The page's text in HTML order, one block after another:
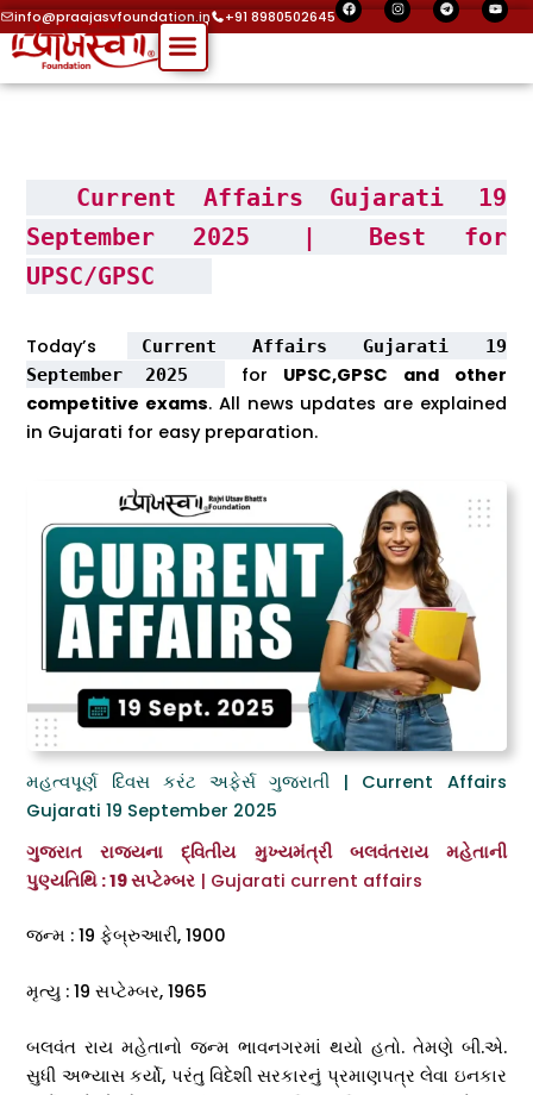
Skip
to
content
info@praajasvfoundation.in +91 8980502645 a
c
e
k
n
s
t
a
e
l
e
m
o
u
t
Menu
Current Affairs Gujarati
19
September 2025
|
Best for
UPSC/GPSC
Today’s
Current Affairs Gujarati 19
September 2025
for UPSC,GPSC and other
competitive exams. All news updates are explained
in Gujarati for easy preparation.
મહત્વપૂર્ણ દિવસ કરંટ અફેર્સ ગુજરાતી | Current Affairs
Gujarati 19 September 2025
ગુજરાત રાજ્યના દ્વિતીય મુખ્યમંત્રી બલવંતરાય મહેતાની
પુણ્યતિથિ : 19 સપ્ટેમ્બર | Gujarati current affairs
જન્મ : 19 ફેબ્રુઆરી, 1900
મૃત્યુ : 19 સપ્ટેમ્બર, 1965
બલવંત રાય મહેતાનો જન્મ ભાવનગરમાં થયો હતો. તેમણે બી.એ.
સુધી અભ્યાસ કર્યો, પરંતુ વિદેશી સરકારનું પ્રમાણપત્ર લેવા ઇનકાર